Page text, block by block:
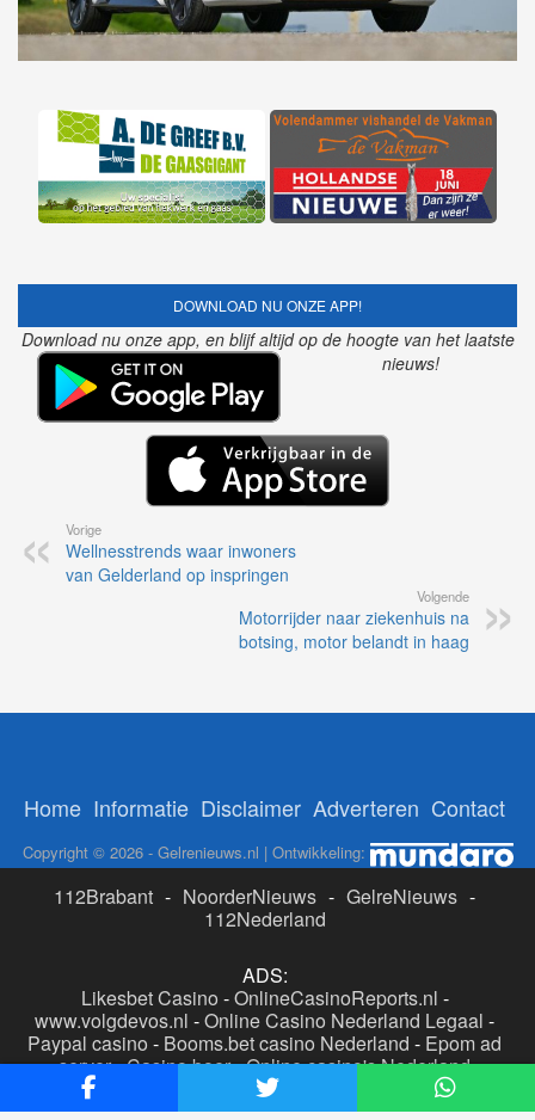
DOWNLOAD NU ONZE APP!
Download nu onze app, en blijf altijd op de hoogte van het laatste
nieuws!
Vorige
Wellnesstrends waar inwoners
van Gelderland op inspringen
Volgende
Motorrijder naar ziekenhuis na
botsing, motor belandt in haag
Home Informatie Disclaimer Adverteren Contact
Copyright © 2026 - Gelrenieuws.nl | Ontwikkeling:
112Brabant - NoorderNieuws - GelreNieuws -
112Nederland
ADS:
Likesbet Casino -OnlineCasinoReports.nl -
www.volgdevos.nl -Online Casino Nederland Legaal -
Paypal casino - Booms.bet casino Nederland - Epom ad
server-Casino boer-Online casino's Nederland